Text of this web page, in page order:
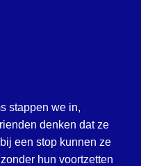
stappen we in,
denken dat ze
een stop kunnen ze
hun voortzetten